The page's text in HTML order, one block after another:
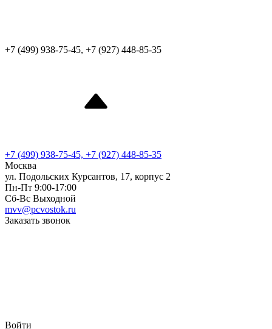
+7 (499) 938-75-45, +7 (927) 448-85-35
+7 (499) 938-75-45, +7 (927) 448-85-35
Москва
ул. Подольских Курсантов, 17, корпус 2
Пн-Пт 9:00-17:00
Сб-Вс Выходной
mvv@pcvostok.ru
Заказать звонок
Войти